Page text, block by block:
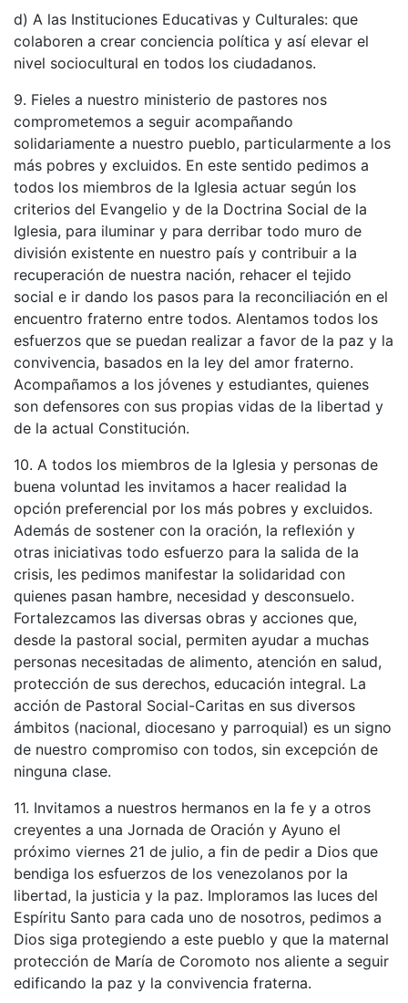
d) A las Instituciones Educativas y Culturales: que
colaboren a crear conciencia política y así elevar el
nivel sociocultural en todos los ciudadanos.
9. Fieles a nuestro ministerio de pastores nos
comprometemos a seguir acompañando
solidariamente a nuestro pueblo, particularmente a los
más pobres y excluidos. En este sentido pedimos a
todos los miembros de la Iglesia actuar según los
criterios del Evangelio y de la Doctrina Social de la
Iglesia, para iluminar y para derribar todo muro de
división existente en nuestro país y contribuir a la
recuperación de nuestra nación, rehacer el tejido
social e ir dando los pasos para la reconciliación en el
encuentro fraterno entre todos. Alentamos todos los
esfuerzos que se puedan realizar a favor de la paz y la
convivencia, basados en la ley del amor fraterno.
Acompañamos a los jóvenes y estudiantes, quienes
son defensores con sus propias vidas de la libertad y
de la actual Constitución.
10. A todos los miembros de la Iglesia y personas de
buena voluntad les invitamos a hacer realidad la
opción preferencial por los más pobres y excluidos.
Además de sostener con la oración, la reflexión y
otras iniciativas todo esfuerzo para la salida de la
crisis, les pedimos manifestar la solidaridad con
quienes pasan hambre, necesidad y desconsuelo.
Fortalezcamos las diversas obras y acciones que,
desde la pastoral social, permiten ayudar a muchas
personas necesitadas de alimento, atención en salud,
protección de sus derechos, educación integral. La
acción de Pastoral Social-Caritas en sus diversos
ámbitos (nacional, diocesano y parroquial) es un signo
de nuestro compromiso con todos, sin excepción de
ninguna clase.
11. Invitamos a nuestros hermanos en la fe y a otros
creyentes a una Jornada de Oración y Ayuno el
próximo viernes 21 de julio, a fin de pedir a Dios que
bendiga los esfuerzos de los venezolanos por la
libertad, la justicia y la paz. Imploramos las luces del
Espíritu Santo para cada uno de nosotros, pedimos a
Dios siga protegiendo a este pueblo y que la maternal
protección de María de Coromoto nos aliente a seguir
edificando la paz y la convivencia fraterna.